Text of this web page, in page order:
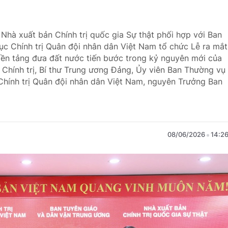
xuất bản Chính trị quốc gia Sự thật phối hợp với Ban
Chính trị Quân đội nhân dân Việt Nam tổ chức Lễ ra mắt
tảng đưa đất nước tiến bước trong kỷ nguyên mới của
trị, Bí thư Trung ương Đảng, Ủy viên Ban Thường vụ
trị Quân đội nhân dân Việt Nam, nguyên Trưởng Ban
08/06/2026 14:26